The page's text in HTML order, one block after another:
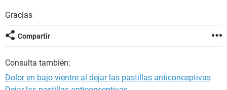
Gracias
Compartir
Consulta también:
Dolor en bajo vientre al dejar las pastillas anticonceptivas